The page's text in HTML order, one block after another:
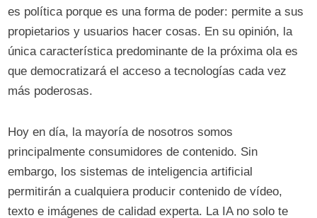
es política porque es una forma de poder: permite a sus
propietarios y usuarios hacer cosas. En su opinión, la
única característica predominante de la próxima ola es
que democratizará el acceso a tecnologías cada vez
más poderosas.
Hoy en día, la mayoría de nosotros somos
principalmente consumidores de contenido. Sin
embargo, los sistemas de inteligencia artificial
permitirán a cualquiera producir contenido de vídeo,
texto e imágenes de calidad experta. La IA no solo te